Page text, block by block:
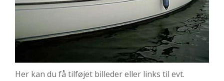
Her kan du få tilføjet billeder eller links til evt.